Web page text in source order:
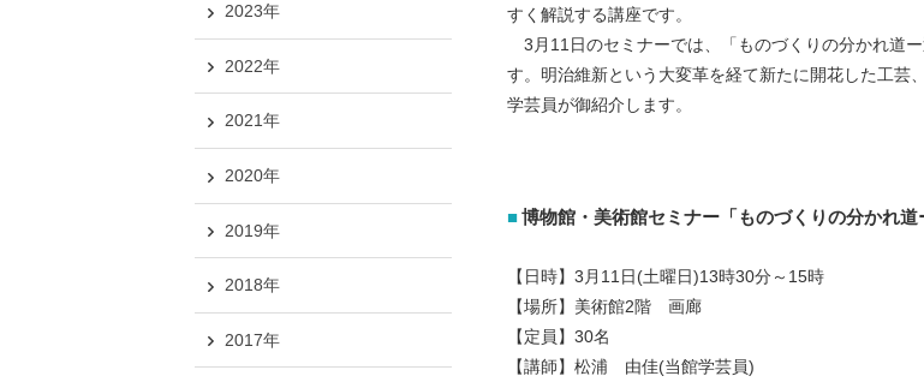
すく解説する講座です。
3月11日のセミナーでは、「ものづくりの分かれ道
す。明治維新という大変革を経て新たに開花した工芸
学芸員が御紹介します。
博物館・美術館セミナー「ものづくりの分かれ道
【日時】3月11日(土曜日)13時30分～15時
【場所】美術館2階 画廊
【定員】30名
【講師】松浦 由佳(当館学芸員)
2023年
2022年
2021年
2020年
2019年
2018年
2017年